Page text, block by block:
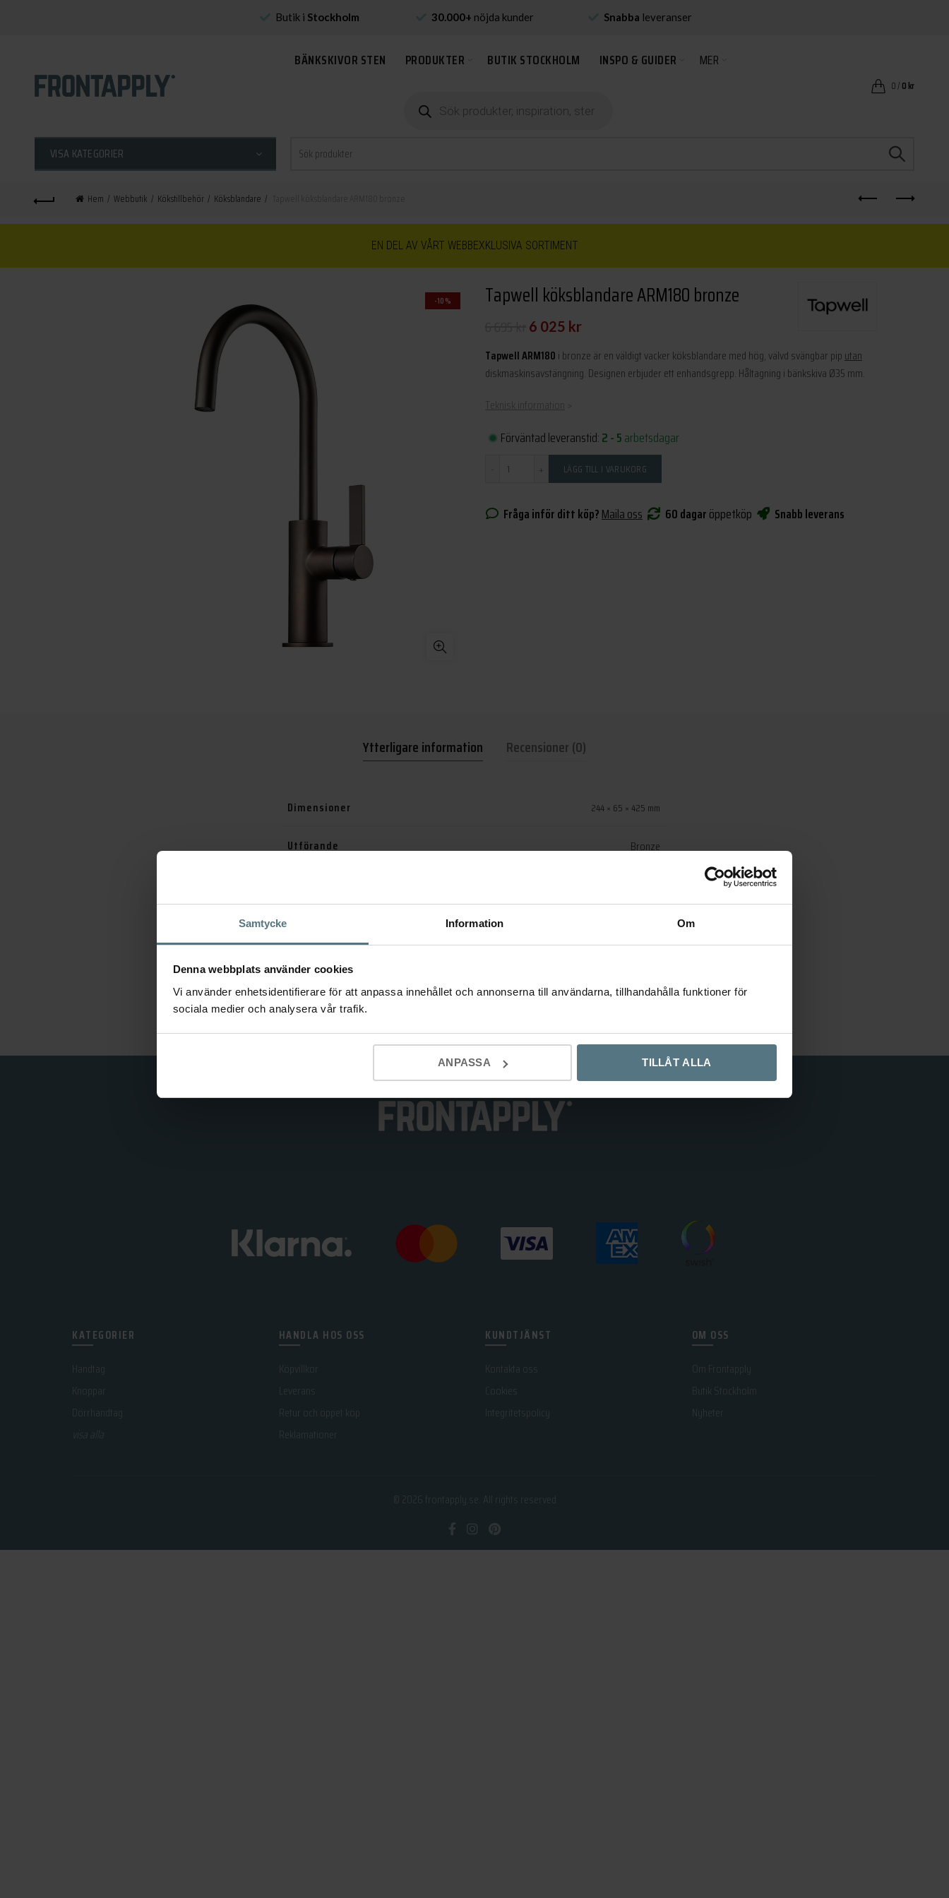
Samtycke Information Om
Denna webbplats använder cookies
Vi använder enhetsidentifierare för att anpassa innehållet och annonserna till användarna, tillhandahålla funktioner för
sociala medier och analysera vår trafik.
ANPASSA TILLÅT ALLA
BÄNKSKIVOR STEN PRODUKTER BUTIK STOCKHOLM INSPO & GUIDER MER
0/0kr
VISA KATEGORIER
efter:
Hem Webbutik Kökstillbehör Köksblandare
EN DEL AV VÅRT WEBBEXKLUSIVA SORTIMENT
-10% Tapwell köksblandare ARM180 bronze
Det
ursprungliga
priset
6
695 kr.
6 025 krDet
nuvarande
priset
025 kr.
Tapwell ARM180 i bronze är en väldigt vacker köksblandare med hög, välvd svängbar piputan
diskmaskinsavstängning. Designen erbjuder ett enhandsgrepp. Håltagning i bänkskiva Ø35 mm.
Teknisk information
Förväntad leveranstid:2 - 5arbetsdagar
LÄGG TILL I VARUKORG
Fråga inför ditt köp?Maila oss 60 dagaröppetköp Snabb leverans
Ytterligare information Recensioner (0)
Dimensioner 244 × 65 × 425 mm
Utförande Bronze
Artikelnr:
Kategori: Köksblandare
KATEGORIER
Handtag
Dörrhandtag
HANDLA HOS OSS
Retur och öppet köp
Reklamationer
KUNDTJÄNST
Kontakta oss
Integritetspolicy
OM OSS
Om Frontapply
Butik Stockholm
Nyheter
frontapply.se . All rights reserved
Butik i Stockholm 30.000+ nöjda kunder Snabba leveranser